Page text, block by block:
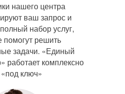
нашего центра
ваш запрос и
набор услуг,
помогут решить
задачи. «Единый
работает комплексно
ключ»